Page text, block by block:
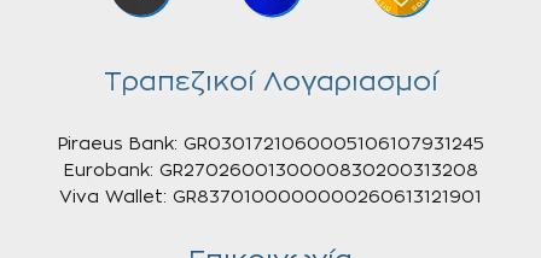
Τραπεζικοί Λογαριασμοί
Piraeus Bank: GR0301721060005106107931245
Eurobank: GR2702600130000830200313208
Viva Wallet: GR8370100000000260613121901